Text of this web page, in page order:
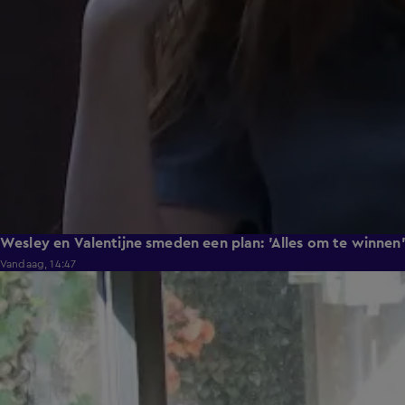
Wesley en Valentijne smeden een plan: 'Alles om te winnen'
Vandaag, 14:47
1:12